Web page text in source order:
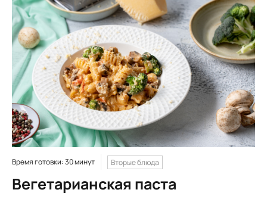
Время готовки: 30 минут Вторые блюда
Вегетарианская паста